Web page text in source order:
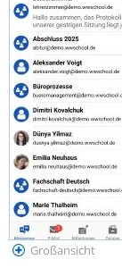
Großansicht